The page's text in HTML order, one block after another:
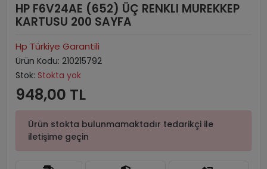
HP F6V24AE (652) ÜÇ RENKLI MUREKKEP
KARTUSU 200 SAYFA
Hp Türkiye Garantili
Ürün Kodu: 210215792
Stok: Stokta yok
948,00 TL
Ürün stokta bulunmamaktadır tedarikçi ile
iletişime geçin